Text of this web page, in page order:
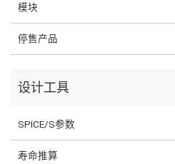
模块
停售产品
设计工具
SPICE/S参数
寿命推算